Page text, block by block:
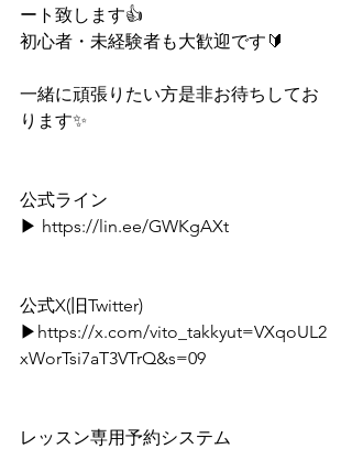
ート致します👍
初心者・未経験者も大歓迎です🔰
一緒に頑張りたい方是非お待ちしてお
ります✨
公式ライン⁡
▶ https://lin.ee/GWKgAXt
⁡⁡公式X(旧Twitter)⁡
▶https://x.com/vito_takkyut=VXqoUL2
xWorTsi7aT3VTrQ&s=09
⁡レッスン専用予約システム